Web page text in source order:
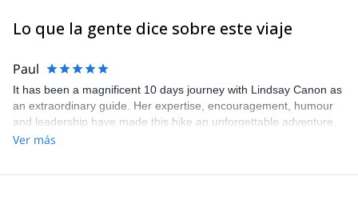
Lo que la gente dice sobre este viaje
Paul
It has been a magnificent 10 days journey with Lindsay Canon as
an extraordinary guide. Her expertise, encouragement, humour
and leadership have made this hike an unforgettable adventure.
Overall the organisation of the hike with regard to sleeping
Ver más